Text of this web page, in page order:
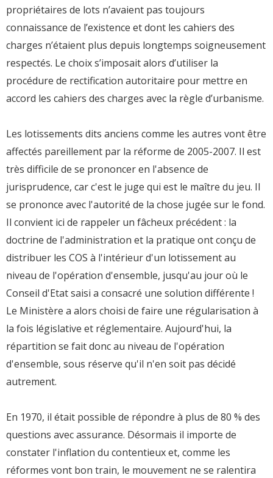
propriétaires de lots n’avaient pas toujours
connaissance de l’existence et dont les cahiers des
charges n’étaient plus depuis longtemps soigneusement
respectés. Le choix s’imposait alors d’utiliser la
procédure de rectification autoritaire pour mettre en
accord les cahiers des charges avec la règle d’urbanisme.
Les lotissements dits anciens comme les autres vont être
affectés pareillement par la réforme de 2005-2007. Il est
très difficile de se prononcer en l'absence de
jurisprudence, car c'est le juge qui est le maître du jeu. Il
se prononce avec l'autorité de la chose jugée sur le fond.
Il convient ici de rappeler un fâcheux précédent : la
doctrine de l'administration et la pratique ont conçu de
distribuer les COS à l'intérieur d'un lotissement au
niveau de l'opération d'ensemble, jusqu'au jour où le
Conseil d'Etat saisi a consacré une solution différente !
Le Ministère a alors choisi de faire une régularisation à
la fois législative et réglementaire. Aujourd'hui, la
répartition se fait donc au niveau de l'opération
d'ensemble, sous réserve qu'il n'en soit pas décidé
autrement.
En 1970, il était possible de répondre à plus de 80 % des
questions avec assurance. Désormais il importe de
constater l'inflation du contentieux et, comme les
réformes vont bon train, le mouvement ne se ralentira